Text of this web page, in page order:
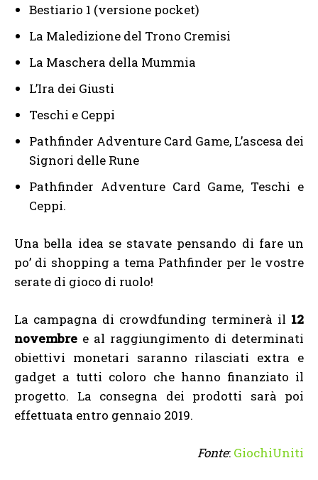
Bestiario 1 (versione pocket)
La Maledizione del Trono Cremisi
La Maschera della Mummia
L’Ira dei Giusti
Teschi e Ceppi
Pathfinder Adventure Card Game, L’ascesa dei
Signori delle Rune
Pathfinder Adventure Card Game, Teschi e
Ceppi.
Una bella idea se stavate pensando di fare un
po’ di shopping a tema Pathfinder per le vostre
serate di gioco di ruolo!
La campagna di crowdfunding terminerà il 12
novembre e al raggiungimento di determinati
obiettivi monetari saranno rilasciati extra e
gadget a tutti coloro che hanno finanziato il
progetto. La consegna dei prodotti sarà poi
effettuata entro gennaio 2019.
Fonte: GiochiUniti